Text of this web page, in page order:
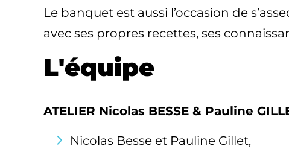
Le banquet est aussi l’occasion de
avec ses propres recettes, ses
L'équipe
ATELIER Nicolas BESSE & Pauline
Nicolas Besse et Pauline Gillet,